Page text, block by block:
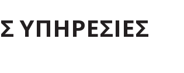
ΥΠΗΡΕΣΙΕΣ